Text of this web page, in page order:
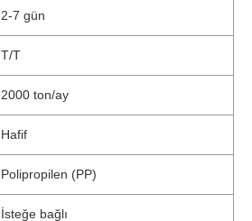
2-7 gün
T/T
2000 ton/ay
Hafif
Polipropilen (PP)
İsteğe bağlı